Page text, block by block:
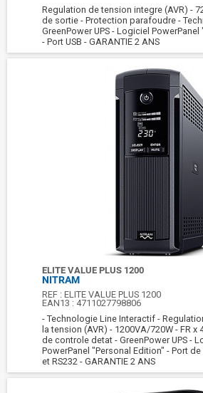
Regulation de tension integre (AVR) -
de sortie - Protection parafoudre -
GreenPower UPS - Logiciel
- Port USB - GARANTIE 2 ANS
ELITE VALUE PLUS 1200
NITRAM
REF :ELITE VALUE PLUS 1200
EAN13 : 4711027798806
- Technologie Line Interactif -
la tension (AVR) - 1200VA/720W - FR x
de controle detat - GreenPower UPS -
PowerPanel "Personal Edition" - Port
et RS232 - GARANTIE 2 ANS